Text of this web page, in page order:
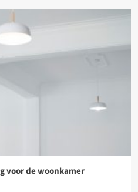
voor de woonkamer